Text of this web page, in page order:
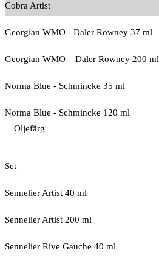
Cobra Artist
Georgian WMO - Daler Rowney 37 ml
Georgian WMO – Daler Rowney 200 ml
Norma Blue - Schmincke 35 ml
Norma Blue - Schmincke 120 ml
Oljefärg
Set
Sennelier Artist 40 ml
Sennelier Artist 200 ml
Sennelier Rive Gauche 40 ml